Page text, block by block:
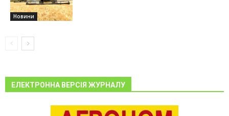
Новини
ЕЛЕКТРОННА ВЕРСІЯ ЖУРНАЛУ